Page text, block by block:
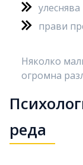
прави
Няколко
огромна
реда